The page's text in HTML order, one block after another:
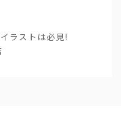
ラストは必見!